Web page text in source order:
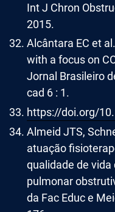
Int J Chron
2015.
Alcântara EC et
with a focus on
Jornal Brasileiro
cad 6 : 1.
https://doi.org/
Almeid JTS,
atuação
qualidade de
pulmonar
da Fac Educ e